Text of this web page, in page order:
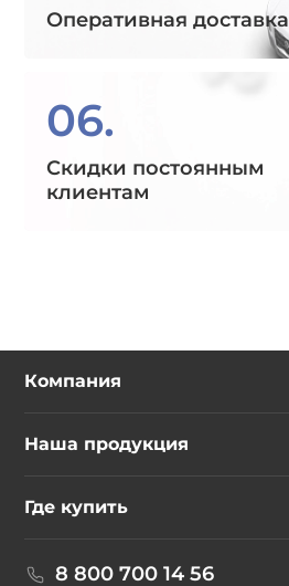
Оперативная доставка
06.
Скидки постоянным
клиентам
Компания
Наша продукция
Где купить
8 800 700 14 56